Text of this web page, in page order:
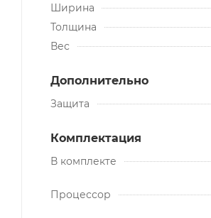
Ширина
Толщина
Вес
Дополнительно
Защита
Комплектация
В комплекте
Процессор